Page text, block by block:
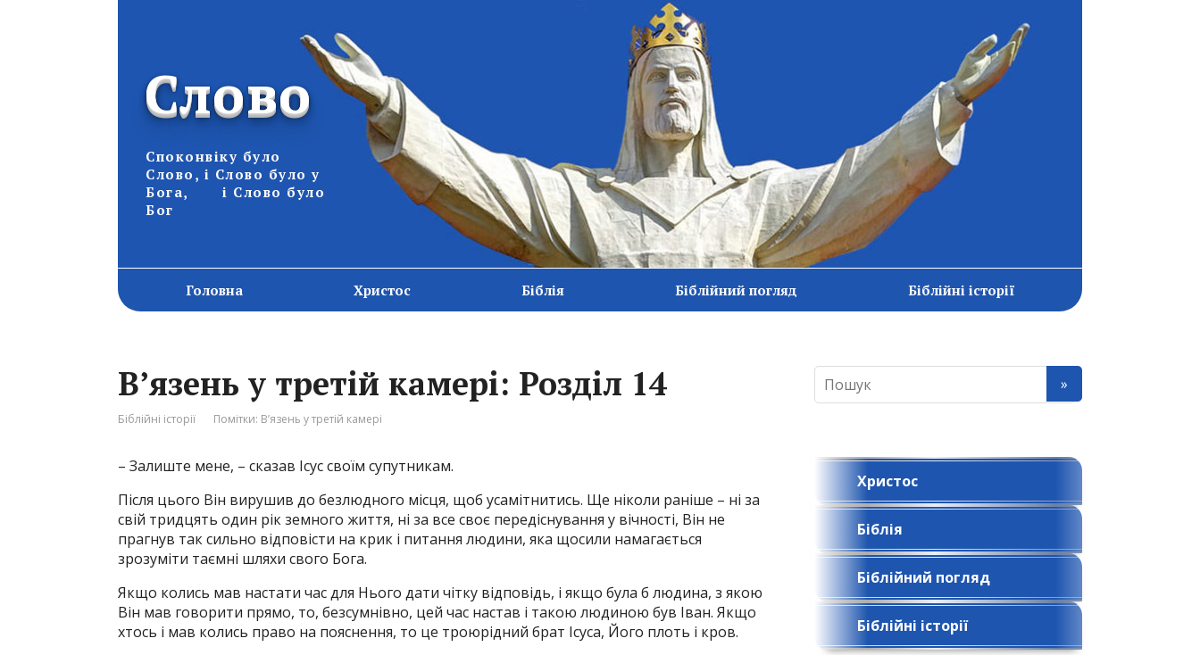
Слово
Споконвіку було
Слово, і Слово було у
Бога, і Слово було
Бог
Головна Христос Біблія Біблійний погляд Біблійні історії
В’язень у третій камері: Розділ 14
Біблійні історії Помітки: В’язень у третій камері
– Залиште мене, – сказав Ісус своїм супутникам.
Після цього Він вирушив до безлюдного місця, щоб усамітнитись. Ще ніколи раніше – ні за
свій тридцять один рік земного життя, ні за все своє передіснування у вічності, Він не
прагнув так сильно відповісти на крик і питання людини, яка щосили намагається
зрозуміти таємні шляхи свого Бога.
Якщо колись мав настати час для Нього дати чітку відповідь, і якщо була б людина, з якою
Він мав говорити прямо, то, безсумнівно, цей час настав і такою людиною був Іван. Якщо
хтось і мав колись право на пояснення, то це троюрідний брат Ісуса, Його плоть і кров.
Христос
Біблія
Біблійний погляд
Біблійні історії